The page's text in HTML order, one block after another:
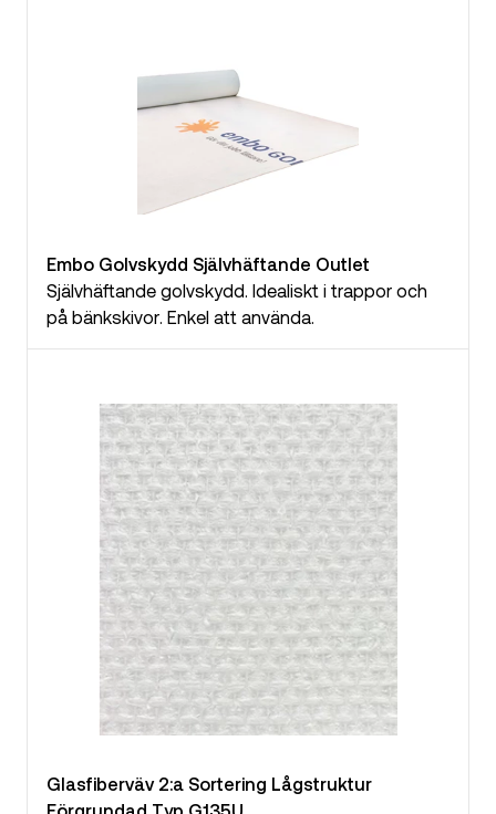
Embo Golvskydd Självhäftande Outlet
Självhäftande golvskydd. Idealiskt i trappor och
på bänkskivor. Enkel att använda.
Glasfiberväv 2:a Sortering Lågstruktur